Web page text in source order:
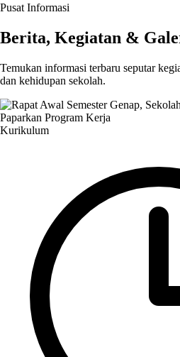
Pusat Informasi
Berita, Kegiatan &
Temukan informasi terbaru seputar
dan kehidupan sekolah.
Kurikulum